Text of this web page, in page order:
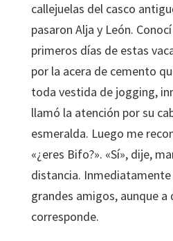
callejuelas del casco
pasaron Alja y León.
primeros días de estas
por la acera de cemento
toda vestida de jogging,
llamó la atención por su
esmeralda. Luego me
«¿eres Bifo?». «Sí», dije,
distancia.
grandes amigos, aunque
corresponde.